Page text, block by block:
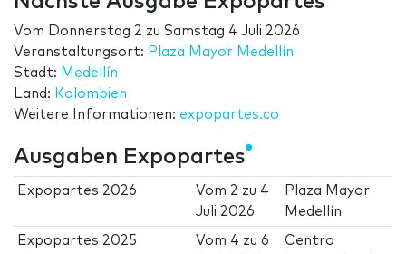
Vom Donnerstag 2 zu Samstag 4 Juli 2026
Veranstaltungsort: Plaza Mayor Medellín
Stadt: Medellín
Land: Kolombien
Weitere Informationen: expopartes.co
Ausgaben Expopartes
Expopartes 2026 Vom 2 zu 4
Juli 2026
Plaza Mayor
Medellín
Expopartes 2025 Vom 4 zu6
Centro